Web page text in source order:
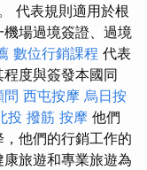
代表規則適用於根
場過境簽證、過境
數位行銷課程 代表
度與簽發本國同
問 西屯按摩 烏日按
投 撥筋 按摩 他們
他們的行銷工作的
旅遊和專業旅遊為